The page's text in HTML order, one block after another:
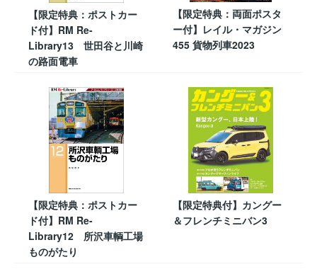
【限定特典：ポストカー
ド付】RM Re-
Library13 世田谷と川崎
の路面電車
【限定特典：両面ポスタ
ー付】レイル・マガジン
455 貨物列車2023
【限定特典：ポストカー
ド付】RM Re-
Library12 所沢車輌工場
ものがたり
【限定特典付】カングー
＆フレンチミニバン3